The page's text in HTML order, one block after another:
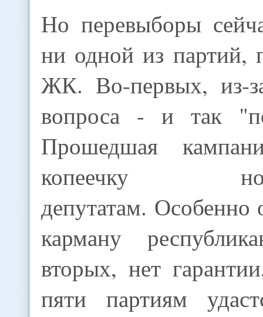
Но перевыборы
ни одной из партий,
ЖК. Во-первых, из-
вопроса - и так
Прошедшая
копеечку
депутатам. Особенно
карману
вторых, нет
пяти партиям